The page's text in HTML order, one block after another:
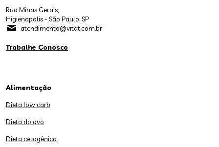
Rua Minas Gerais,
Higienopolis - São Paulo, SP
atendimento@vitat.com.br
Trabalhe Conosco
Alimentação
Dieta low carb
Dieta do ovo
Dieta cetogênica